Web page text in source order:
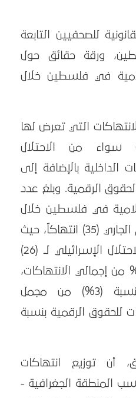
للصحفيين التابعة
ورقة حقائق حول
في فلسطين خلال
التي تعرض لها
سواء من الاحتلال
الداخلية بالإضافة إلى
الرقمية. وبلغ عدد
في فلسطين خلال
شهر ديسمبر من العام الجاري (35) انتهاكاً، حيث
رصدت الوحدة ارتكاب الاحتلال الإسرائيلي لـ (26)
بنسبة بلغت 74% من إجمالي الانتهاكات،
و(1) انتهاكاً داخلياً بنسبة (3%) من مجمل
و(8) انتهاكات للحقوق الرقمية بنسبة
أن توزيع انتهاكات
المنطقة الجغرافية -